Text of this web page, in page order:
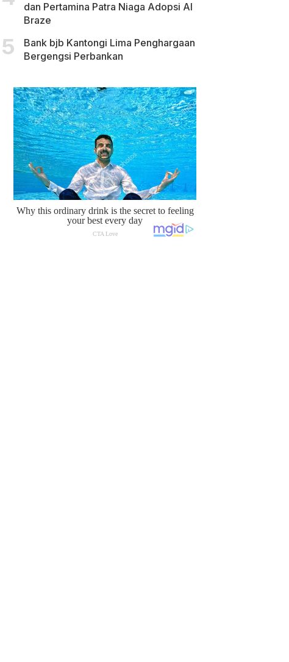
dan Pertamina Patra Niaga Adopsi AI
Braze
Bank bjb Kantongi Lima Penghargaan
Bergengsi Perbankan